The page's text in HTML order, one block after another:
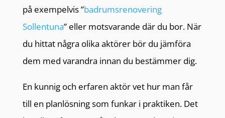
på exempelvis ”badrumsrenovering
Sollentuna” eller motsvarande där du bor. När
du hittat några olika aktörer bör du jämföra
dem med varandra innan du bestämmer dig.
En kunnig och erfaren aktör vet hur man får
till en planlösning som funkar i praktiken. Det